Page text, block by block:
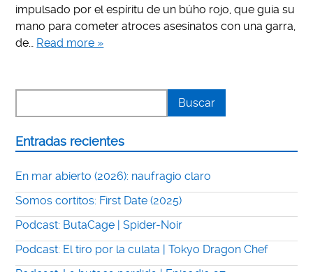
impulsado por el espíritu de un búho rojo, que guia su
mano para cometer atroces asesinatos con una garra,
de… Read more »
Entradas recientes
En mar abierto (2026): naufragio claro
Somos cortitos: First Date (2025)
Podcast: ButaCage | Spider-Noir
Podcast: El tiro por la culata | Tokyo Dragon Chef